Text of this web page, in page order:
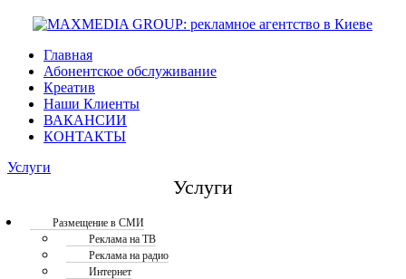
Главная
Абонентское обслуживание
Креатив
Наши Клиенты
ВАКАНСИИ
КОНТАКТЫ
Услуги
Услуги
Размещение в СМИ
Реклама на ТВ
Реклама на радио
Интернет